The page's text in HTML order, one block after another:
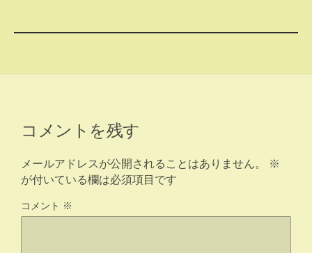
コメントを残す
メールアドレスが公開されることはありません。
※
が付いている欄は必須項目です
コメント ※